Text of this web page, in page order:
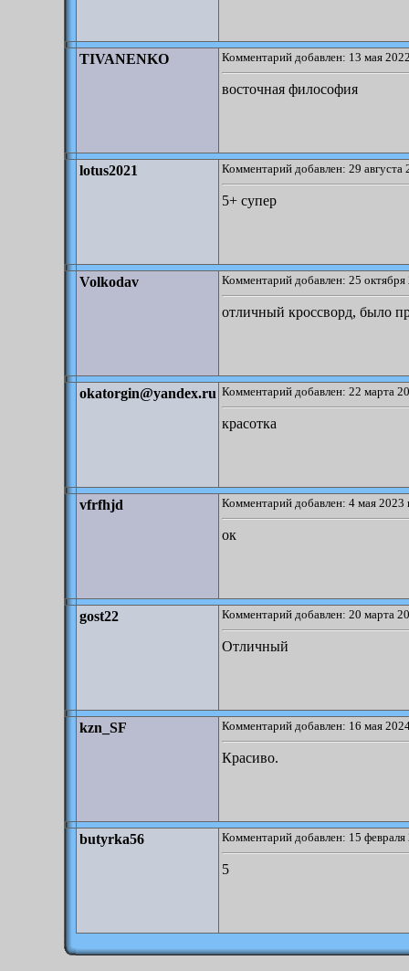
TIVANENKO Комментарий добавлен: 13 мая
восточная философия
lotus2021 Комментарий добавлен: 29 августа
5+ супер
Volkodav Комментарий добавлен: 25
отличный кроссворд, было
okatorgin@yandex.ru Комментарий добавлен: 22 марта
красотка
vfrfhjd Комментарий добавлен: 4 мая 2023
ок
gost22 Комментарий добавлен: 20 марта
Отличный
kzn_SF Комментарий добавлен: 16 мая
Красиво.
butyrka56 Комментарий добавлен: 15
5